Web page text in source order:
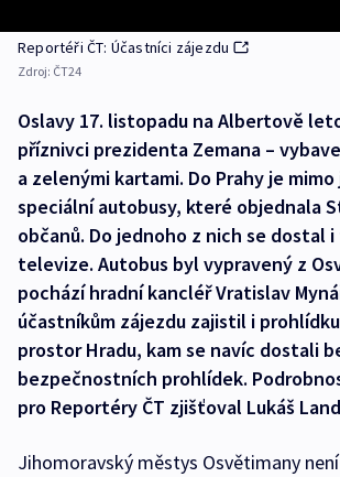
Reportéři ČT: Účastníci zájezdu
Zdroj: ČT24
Oslavy 17. listopadu na Albertově
příznivci prezidenta Zemana –
a zelenými kartami. Do Prahy je
speciální autobusy, které objednala
občanů. Do jednoho z nich se dostal
televize. Autobus byl vypravený z
pochází hradní kancléř Vratislav
účastníkům zájezdu zajistil i
prostor Hradu, kam se navíc dostali
bezpečnostních prohlídek.
pro Reportéry ČT zjišťoval Lukáš
Jihomoravský městys Osvětimany